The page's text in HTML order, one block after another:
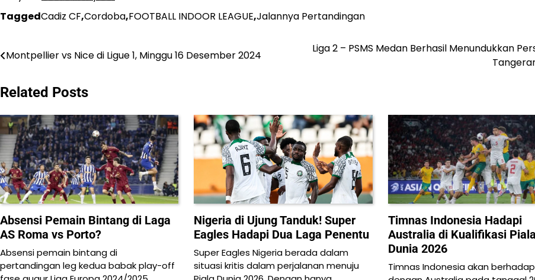
TaggedCadiz CF,Cordoba,FOOTBALL INDOOR LEAGUE,Jalannya Pertandingan
Post
Montpellier vs Nice di Ligue 1, Minggu 16 Desember 2024
Liga 2 – PSMS Medan Berhasil Menundukkan
Related Posts
Absensi Pemain Bintang di Laga
AS Roma vs Porto?
Absensi pemain bintang di
pertandingan leg kedua babak play-off
Nigeria di Ujung Tanduk! Super
Eagles Hadapi Dua Laga Penentu
Super Eagles Nigeria berada dalam
situasi kritis dalam perjalanan menuju
Timnas Indonesia Hadapi
Australia di Kualifikasi Piala
Dunia 2026
Timnas Indonesia akan